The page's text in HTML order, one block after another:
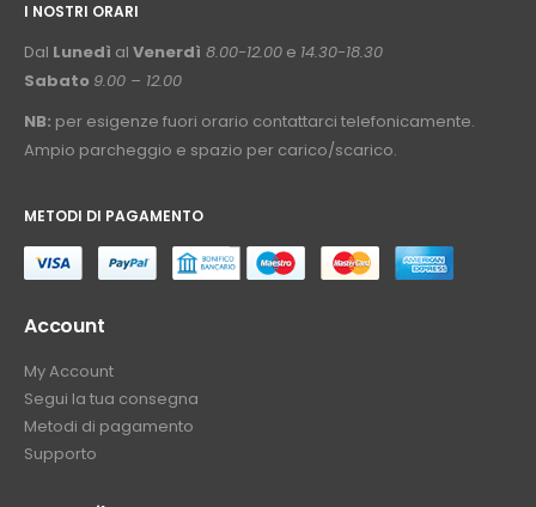
I NOSTRI ORARI
Dal Lunedì al Venerdì 8.00-12.00 e 14.30-18.30
Sabato 9.00 – 12.00
NB: per esigenze fuori orario contattarci telefonicamente.
Ampio parcheggio e spazio per carico/scarico.
METODI DI PAGAMENTO
Account
My Account
Segui la tua consegna
Metodi di pagamento
Supporto